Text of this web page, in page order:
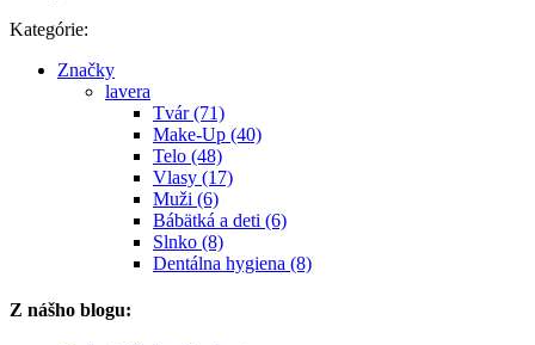
Kategórie:
Značky
lavera
Tvár (71)
Make-Up (40)
Telo (48)
Vlasy (17)
Muži (6)
Bábätká a deti (6)
Slnko (8)
Dentálna hygiena (8)
Z nášho blogu: